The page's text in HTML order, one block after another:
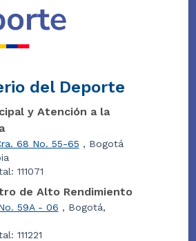
del Deporte
y Atención a la
68 No. 55-65 , Bogotá
111071
de Alto Rendimiento
59A - 06 , Bogotá,
111221